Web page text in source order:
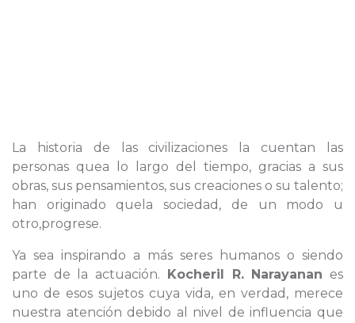
La historia de las civilizaciones la cuentan las
personas quea lo largo del tiempo, gracias a sus
obras, sus pensamientos, sus creaciones o su talento;
han originado quela sociedad, de un modo u
otro,progrese.
Ya sea inspirando a más seres humanos o siendo
parte de la actuación. Kocheril R. Narayanan es
uno de esos sujetos cuya vida, en verdad, merece
nuestra atención debido al nivel de influencia que